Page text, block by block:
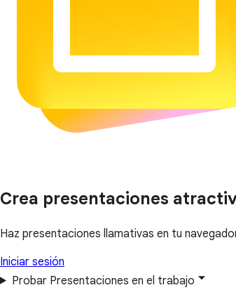
Crea presentaciones
Haz presentaciones llamativas en tu
Iniciar sesión
Probar Presentaciones en el trabajo